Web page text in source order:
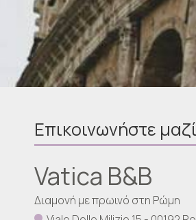
Επικοινωνήστε
Vatica B&B
Διαμονή με πρωινό στη Ρώμη